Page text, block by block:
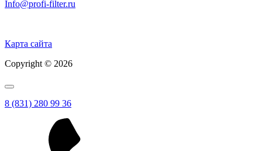
Info@profi-filter.ru
Карта сайта
Copyright © 2026
8 (831) 280 99 36